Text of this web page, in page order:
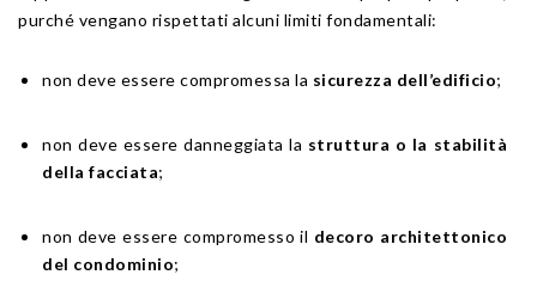
purché vengano rispettati alcuni limiti fondamentali:
non deve essere compromessa la sicurezza dell’edificio;
non deve essere danneggiata la struttura o la stabilità
della facciata;
non deve essere compromesso il decoro architettonico
del condominio;